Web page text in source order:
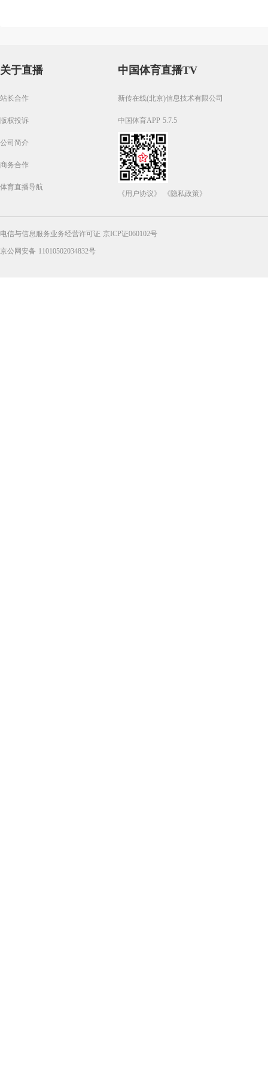
关于直播
站长合作
版权投诉
公司简介
商务合作
体育直播导航
中国体育直播TV
新传在线(北京)信息技术有限公司
中国体育APP 5.7.5
《用户协议》 《隐私政策》
电信与信息服务业务经营许可证 京ICP证060102号
京公网安备 11010502034832号